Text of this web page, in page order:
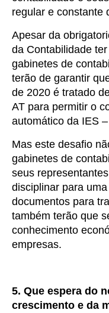
regular e constante
Apesar da
da Contabilidade
gabinetes de
terão de garantir
de 2020 é tratado
AT para permitir o
automático da IES
Mas este desafio
gabinetes de
seus
disciplinar para
documentos para
também terão que
conhecimento
empresas.
5. Que espera do
crescimento e da